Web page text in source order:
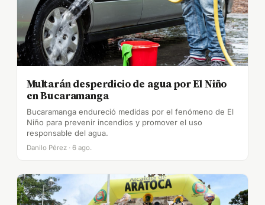
Multarán desperdicio de agua por El Niño
en Bucaramanga
Bucaramanga endureció medidas por el fenómeno de El
Niño para prevenir incendios y promover el uso
responsable del agua.
Danilo Pérez · 6 ago.